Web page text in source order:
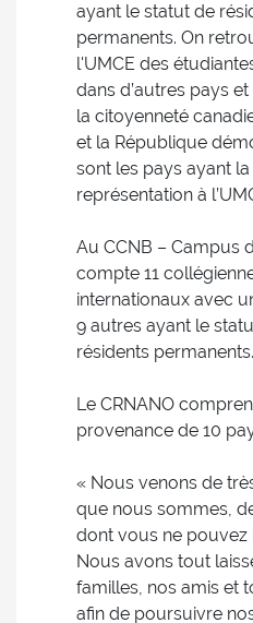
ayant le statut de
permanents. On
l'UMCE des
dans d’autres pays
la citoyenneté
et la République
sont les pays ayant
représentation à
Au CCNB – Campus
compte 11
internationaux avec
9 autres ayant le
résidents permanents.
Le CRNANO
provenance de 10
« Nous venons de
que nous sommes,
dont vous ne pouvez
Nous avons tout
familles, nos amis et
afin de poursuivre